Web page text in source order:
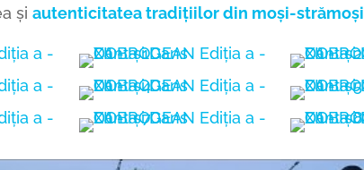
șiautenticitatea tradițiilor din moși-strămoși